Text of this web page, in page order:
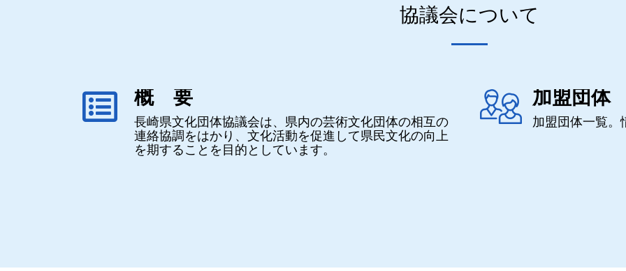
協議会について
概 要
長崎県文化団体協議会は、県内の芸術文化団体の相互の
連絡協調をはかり、文化活動を促進して県民文化の向上
を期することを目的としています。
加盟団体
加盟団体一覧。